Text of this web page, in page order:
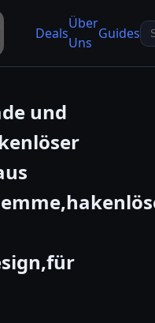
Deals
Über
Uns
Guides
und